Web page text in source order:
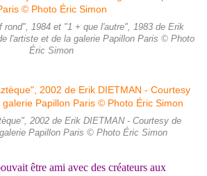
rond", 1984 et "1 + que l'autre", 1983 de Erik
l'artiste et de la galerie Papillon Paris © Photo
Éric Simon
2002 de Erik DIETMAN - Courtesy de
Papillon Paris © Photo Éric Simon
être ami avec des créateurs aux